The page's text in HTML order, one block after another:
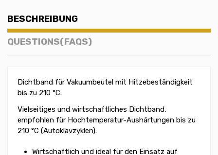
BESCHREIBUNG
QUESTIONS(FAQS)
Dichtband für Vakuumbeutel mit Hitzebeständigkeit
bis zu 210 °C.
Vielseitiges und wirtschaftliches Dichtband,
empfohlen für Hochtemperatur-Aushärtungen bis zu
210 °C (Autoklavzyklen).
Wirtschaftlich und ideal für den Einsatz auf